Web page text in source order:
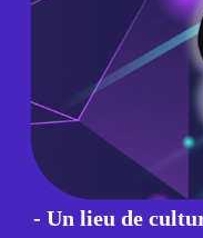
- Un lieu de